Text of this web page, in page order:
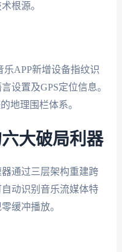
根源。
乐APP新增设备指纹识
设置及GPS定位信息。
地理围栏体系。
大破局利器
通过三层架构重建跨
动识别音乐流媒体特
缓冲播放。